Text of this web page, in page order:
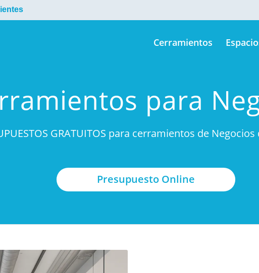
Cerramientos
para
GRATUITOS para cerramientos de
Presupuesto Online